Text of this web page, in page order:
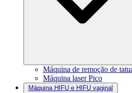
Máquina de remoção de
Máquina laser Pico
Máquina HIFU e HIFU vaginal